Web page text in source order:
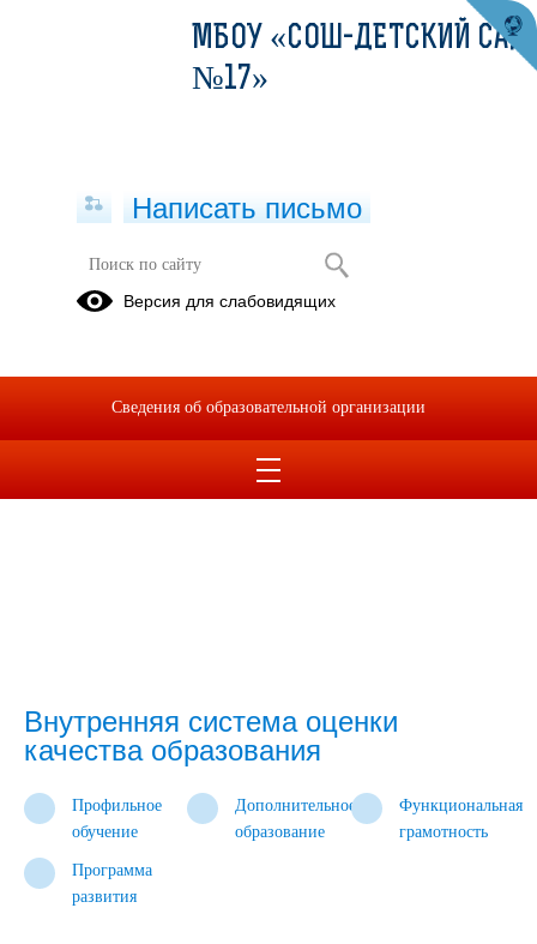
Внутренняя система оценки
качества образования
Профильное
обучение
Дополнительное
образование
Функциональная
грамотность
Программа
развития
МБОУ «СОШ-ДЕТСКИЙ САД
№17»
Написать письмо
Версия для слабовидящих
Сведения об образовательной организации